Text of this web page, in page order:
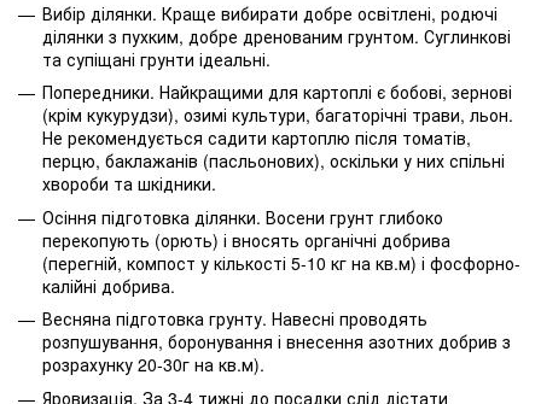
Вибір ділянки. Краще вибирати добре освітлені, родючі
ділянки з пухким, добре дренованим грунтом. Суглинкові
та супіщані грунти ідеальні.
Попередники. Найкращими для картоплі є бобові, зернові
(крім кукурудзи), озимі культури, багаторічні трави, льон.
Не рекомендується садити картоплю після томатів,
перцю, баклажанів (пасльонових), оскільки у них спільні
хвороби та шкідники.
Осіння підготовка ділянки. Восени грунт глибоко
перекопують (орють) і вносять органічні добрива
(перегній, компост у кількості 5-10 кг на кв.м) і фосфорно-
калійні добрива.
Весняна підготовка грунту. Навесні проводять
розпушування, боронування і внесення азотних добрив з
розрахунку 20-30г на кв.м).
Яровизація. За 3-4 тижні до посадки слід дістати